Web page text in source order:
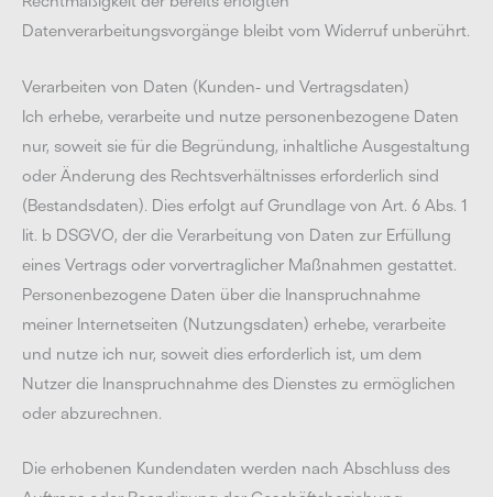
Datenverarbeitungsvorgänge bleibt vom Widerruf unberührt.
Verarbeiten von Daten (Kunden- und Vertragsdaten)
Ich erhebe, verarbeite und nutze personenbezogene Daten
nur, soweit sie für die Begründung, inhaltliche Ausgestaltung
oder Änderung des Rechtsverhältnisses erforderlich sind
(Bestandsdaten). Dies erfolgt auf Grundlage von Art. 6 Abs. 1
lit. b DSGVO, der die Verarbeitung von Daten zur Erfüllung
eines Vertrags oder vorvertraglicher Maßnahmen gestattet.
Personenbezogene Daten über die Inanspruchnahme
meiner Internetseiten (Nutzungsdaten) erhebe, verarbeite
und nutze ich nur, soweit dies erforderlich ist, um dem
Nutzer die Inanspruchnahme des Dienstes zu ermöglichen
oder abzurechnen.
Die erhobenen Kundendaten werden nach Abschluss des